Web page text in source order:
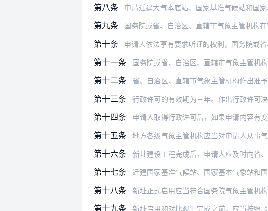
第八条 申请迁建大气本底站、国家基准气候站和国家基本气象
第九条 国务院或省、自治区、直辖市气象主管机构在审批过
第十条 申请人依法享有要求听证的权利，国务院或省、自治区
第十一条 国务院或省、自治区、直辖市气象主管机
第十二条 省、自治区、直辖市气象主管机构作出准予其他
第十三条 行政许可的有效期为三年。作出行政许可决定的气象
第十四条 申请人取得行政许可后，如果申请内容有
第十五条 地方各级气象主管机构应当对申请人从事
第十六条 新址建设工程完成后，申请人应及时向省、自治区
第十七条 迁建国家基准气候站、国家基本气象站和国
第十八条 新址正式启用应当符合国务院气象主管机构
第十九条 新址启用和对比观测完成之前，应当按照《气